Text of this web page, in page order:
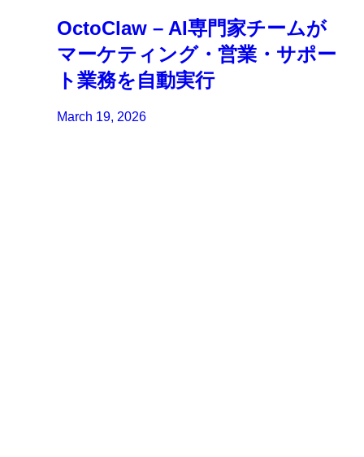
OctoClaw – AI専門家チームが
マーケティング・営業・サポー
ト業務を自動実行
March 19, 2026